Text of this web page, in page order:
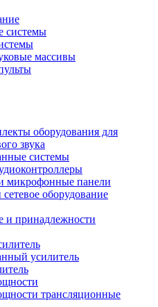
системы
массивы
оборудования для
звука
системы
микрофонные панели
оборудование
принадлежности
усилитель
трансляционные